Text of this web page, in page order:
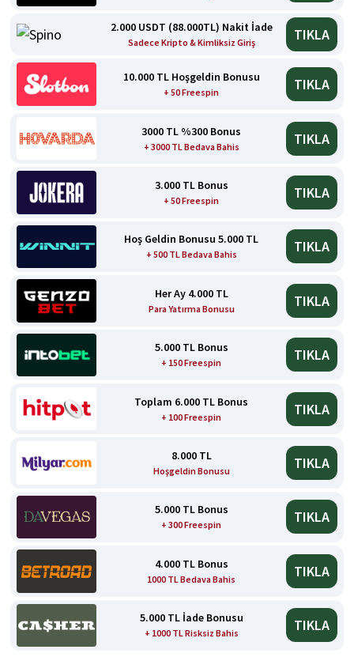
2.000 USDT (88.000TL) Nakit İade
Sadece Kripto & Kimliksiz Giriş TIKLA
10.000 TL Hoşgeldin Bonusu
+ 50 Freespin TIKLA
3000 TL %300 Bonus
+ 3000 TL Bedava Bahis TIKLA
3.000 TL Bonus
+ 50 Freespin TIKLA
Hoş Geldin Bonusu 5.000 TL
+ 500 TL Bedava Bahis TIKLA
Her Ay 4.000 TL
Para Yatırma Bonusu TIKLA
5.000 TL Bonus
+ 150 Freespin TIKLA
Toplam 6.000 TL Bonus
+ 100 Freespin TIKLA
8.000 TL
Hoşgeldin Bonusu TIKLA
5.000 TL Bonus
+ 300 Freespin TIKLA
4.000 TL Bonus
1000 TL Bedava Bahis TIKLA
5.000 TL İade Bonusu
+ 1000 TL Risksiz Bahis TIKLA